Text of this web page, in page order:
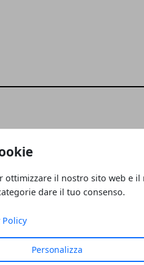
ottimizzare il nostro sito web e il
dare il tuo consenso.
Policy
Personalizza